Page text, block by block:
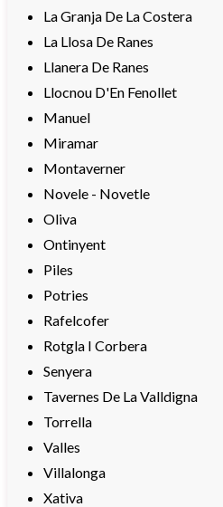
La Granja De La Costera
La Llosa De Ranes
Llanera De Ranes
Llocnou D'En Fenollet
Manuel
Miramar
Montaverner
Novele - Novetle
Oliva
Ontinyent
Piles
Potries
Rafelcofer
Rotgla I Corbera
Senyera
Tavernes De La Valldigna
Torrella
Valles
Villalonga
Xativa